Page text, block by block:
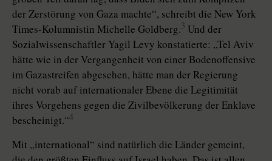
der Zerstörung von Gaza machte“, schreibt die New York
Times-Kolumnistin Michelle Goldberg.3 Und der
Sozialwissenschaftler Yagil Levy konstatierte: „Tel Aviv
hätte wie in der Vergangenheit von einer Bodenoffensive
im Gazastreifen abgesehen, hätte man der Regierung
nicht vorab auf internationaler Ebene die Legitimität
ihres Vorgehens gegen die Zivilbevölkerung der Enklave
bescheinigt.“4
Mit „international“ sind natürlich die Länder gemeint,